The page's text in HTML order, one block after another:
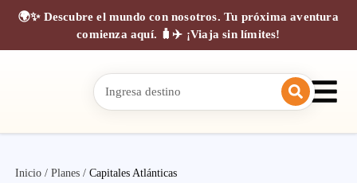
🌍✨ Descubre el mundo con nosotros. Tu próxima aventura
comienza aquí. 🧳✈️ ¡Viaja sin límites!
Inicio /Planes /Capitales Atlánticas